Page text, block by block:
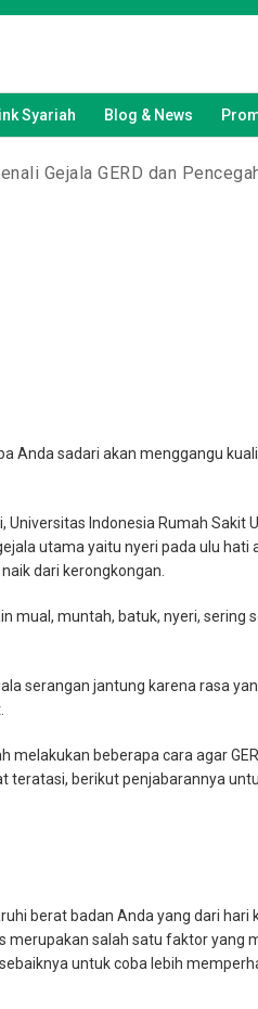
Syariah Blog & News
Gejala GERD dan
Anda sadari akan menggangu
Universitas Indonesia Rumah Sakit
utama yaitu nyeri pada ulu hati
dari kerongkongan.
mual, muntah, batuk, nyeri, sering
serangan jantung karena rasa
beberapa cara agar
teratasi, berikut penjabarannya
berat badan Anda yang dari hari
salah satu faktor yang
untuk coba lebih